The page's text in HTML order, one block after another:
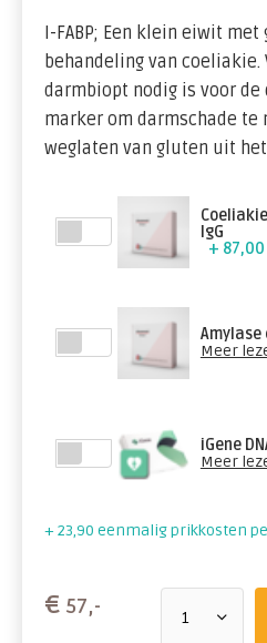
I-FABP; Een klein eiwit
behandeling van coeliakie.
darmbiopt nodig is voor de
marker om darmschade te
weglaten van gluten uit
IgG
+ 87,00
Amylase
Meer
iGene
Meer
+ 23,90 eenmalig prikkosten
€ 57,-